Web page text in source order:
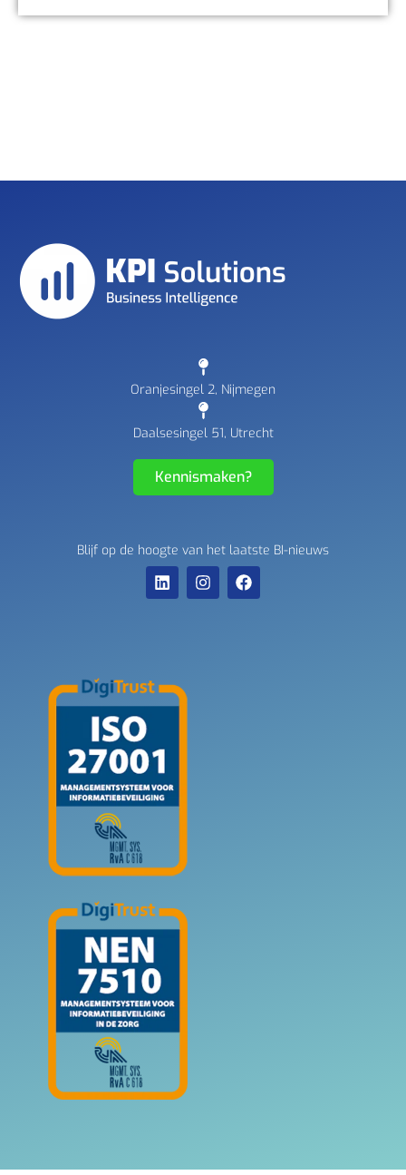
Oranjesingel 2, Nijmegen
Daalsesingel 51, Utrecht
Kennismaken?
Blijf op de hoogte van het laatste BI-nieuws